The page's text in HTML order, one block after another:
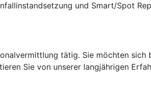
und Smart/Spot
tätig. Sie möchten sich
Sie von unserer langjährigen